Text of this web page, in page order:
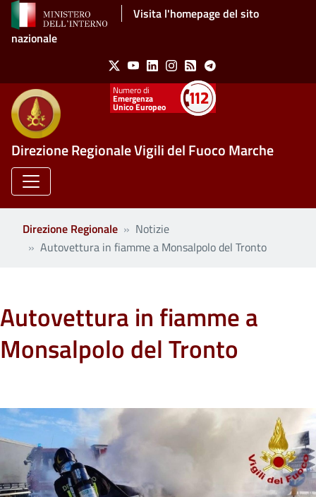
Salta al contenuto principaleVisita l'homepage del sito
nazionale
Social Menu
X YoutubeLinkedinInstagram
Feed Telegram
Emergenza
Unico Europeo
Direzione Regionale Vigili del Fuoco Marche
Direzione Regionale
Notizie
Autovettura in fiamme a Monsalpolo del Tronto
Autovettura in fiamme a
Monsalpolo del Tronto